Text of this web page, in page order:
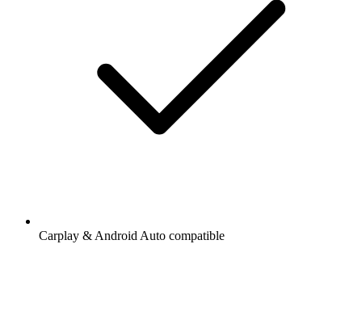
Carplay & Android Auto compatible